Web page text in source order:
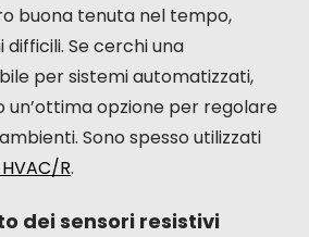
buona tenuta nel tempo,
Se cerchi una
per sistemi automatizzati,
un’ottima opzione per regolare
Sono spesso utilizzati
R.
dei sensori resistivi